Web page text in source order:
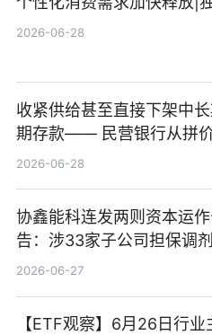
2026-06-28
收紧供给甚至直接下架中
期存款—— 民营银行从拼
向拼服务
2026-06-28
协鑫能科连发两则资本运
告：涉33家子公司担保调
亿元产业基金设立
2026-06-27
【ETF观察】6月26日行业